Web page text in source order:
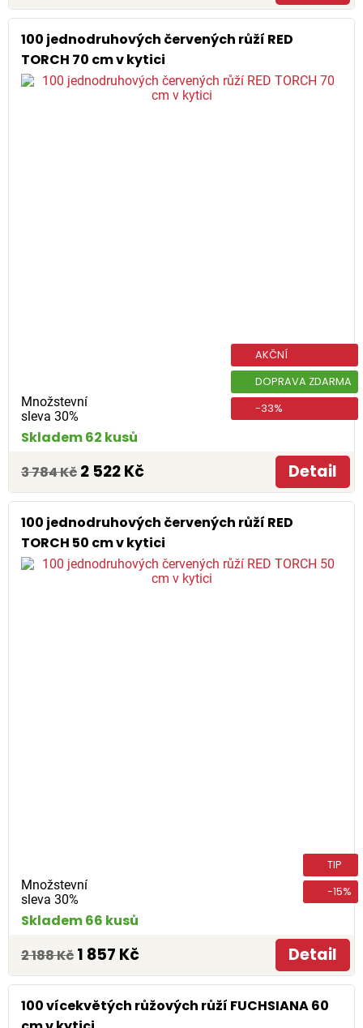
100 jednodruhových červených růží RED
TORCH 70 cm v kytici
Množstevní
sleva 30%
AKČNÍ
DOPRAVA ZDARMA
-33%
Skladem 62 kusů
3 784 Kč 2 522 Kč Detail
100 jednodruhových červených růží RED
TORCH 50 cm v kytici
Množstevní
sleva 30%
TIP
-15%
Skladem 66 kusů
2 188 Kč 1 857 Kč Detail
100 vícekvětých růžových růží FUCHSIANA 60